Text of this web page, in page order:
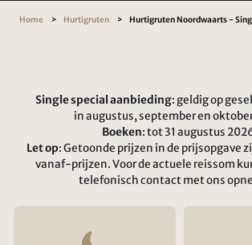
Home Hurtigruten Hurtigruten Noordwaarts -
Single special aanbieding: geldig op
in augustus, september en
Boeken: tot 31 augustus
Let op: Getoonde prijzen in de prijsopgave
vanaf-prijzen. Voor de actuele reissom
telefonisch contact met ons